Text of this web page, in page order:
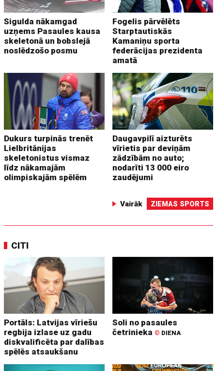
Sigulda nākamgad
uzņems Pasaules kausa
skeletonā un bobslejā
noslēdzošo posmu
Fogelis pārvēlēts
Starptautiskās
Kamaniņu sporta
federācijas prezidenta
amatā
Dukurs turpinās trenēt
Lielbritānijas
skeletonistus vismaz
līdz nākamajām
olimpiskajām spēlēm
Daugavpilī aizturēts
vīrietis par deviņām
zādzībām no auto;
nodarīti 13 000 eiro
zaudējumi
Vairāk ZIEMAS SPORTS
CITI
Portāls: Latvijas vīriešu
regbija izlase uz gadu
diskvalificēta par dalības
spēlēs atsaukšanu
Soli no pasaules
četrinieka © DIENA